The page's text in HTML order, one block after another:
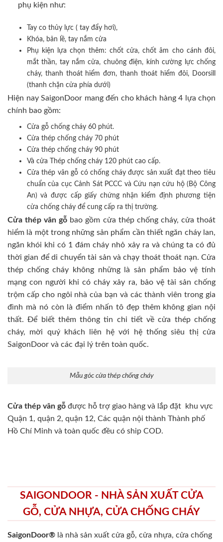
phụ kiện như:
Tay co thủy lực ( tay đẩy hơi),
Khóa, bản lề, tay nắm cửa
Phụ kiện lựa chọn thêm: chốt cửa, chốt âm cho cánh đôi,
mắt thần, tay nắm cửa, chuông điện, kính cường lực chống
cháy, thanh thoát hiểm đơn, thanh thoát hiểm đôi, Doorsill
(thanh chặn cửa phía dưới)
Hiện nay SaigonDoor mang đến cho khách hàng 4 lựa chọn
chính bao gồm:
Cửa gỗ chống cháy 60 phút.
Cửa thép chống cháy 70 phút
Cửa thép chống cháy 90 phút
Và cửa Thép chống cháy 120 phút cao cấp.
Cửa thép vân gỗ có chống cháy được sản xuất đạt theo tiêu
chuẩn của cục Cảnh Sát PCCC và Cứu nạn cứu hộ (Bộ Công
An) và được cấp giấy chứng nhận kiểm định phương tiện
cửa chống cháy để cung cấp ra thị trường.
Cửa thép vân gỗ bao gồm cửa thép chống cháy, cửa thoát
hiểm là một trong những sản phẩm cần thiết ngăn cháy lan,
ngăn khói khi có 1 đám cháy nhỏ xảy ra và chúng ta có đủ
thời gian để di chuyển tài sản và chạy thoát thoát nạn. Cửa
thép chống cháy không những là sản phẩm bảo vệ tính
mạng con người khi có cháy xảy ra, bảo vệ tài sản chống
trộm cấp cho ngôi nhà của bạn và các thành viên trong gia
đình mà nó còn là điểm nhấn tô đẹp thêm không gian nội
thất. Để biết thêm thông tin chi tiết về cửa thép chống
cháy, mời quý khách liên hệ với hệ thống siêu thị cửa
SaigonDoor và các đại lý trên toàn quốc.
Mẫu góc cửa thép chống cháy
Cửa thép vân gỗ được hỗ trợ giao hàng và lắp đặt khu vực
Quận 1, quận 2, quận 12, Các quận nội thành Thành phố
Hồ Chí Minh và toàn quốc đều có ship COD.
SAIGONDOOR - NHÀ SẢN XUẤT CỬA
GỖ, CỬA NHỰA, CỬA CHỐNG CHÁY
SaigonDoor® là nhà sản xuất cửa gỗ, cửa nhựa, cửa chống